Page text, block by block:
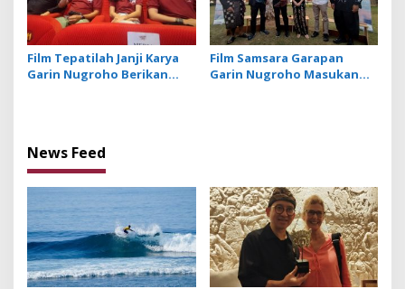
Film Tepatilah Janji Karya
Garin Nugroho Berikan
Film Samsara Garapan
Garin Nugroho Masukan
News Feed